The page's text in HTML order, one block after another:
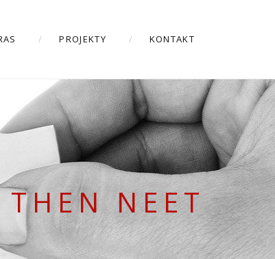
PROJEKTY KONTAKT
THEN NEET